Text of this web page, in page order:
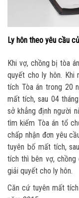
Ly hôn theo yêu cầu
Khi vợ, chồng bị tòa
quyết cho ly hôn. Khi
tích Tòa án trong 20
mất tích, sau 04
sở khẳng định người
tìm kiếm Tòa án tổ
chấp nhận đơn yêu
tuyên bố mất tích,
tích thì bên vợ, chồng
giải quyết cho ly hôn.
Căn cứ tuyên mất